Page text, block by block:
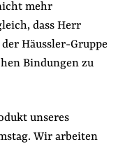
mehr
dass Herr
Häussler-Gruppe
Bindungen zu
unseres
Wir arbeiten